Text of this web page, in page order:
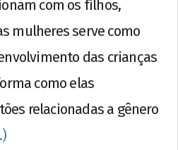
com os filhos,
mulheres serve como
das crianças
como elas
relacionadas a gênero